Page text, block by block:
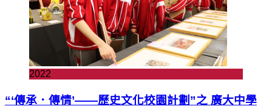
2022
“‘傳承．傳情’——歷史文化校園計劃”之 廣大中學